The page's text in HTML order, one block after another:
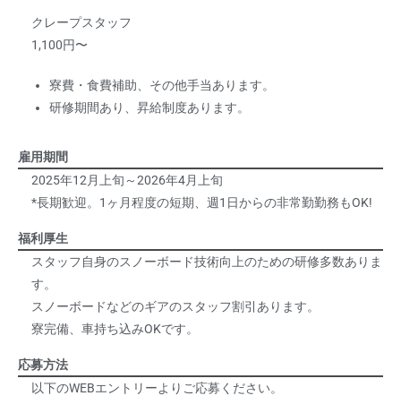
クレープスタッフ
1,100円〜
寮費・食費補助、その他手当あります。
研修期間あり、昇給制度あります。
雇用期間
2025年12月上旬～2026年4月上旬
*長期歓迎。1ヶ月程度の短期、週1日からの非常勤勤務もOK!
福利厚生
スタッフ自身のスノーボード技術向上のための研修多数ありま
す。
スノーボードなどのギアのスタッフ割引あります。
寮完備、車持ち込みOKです。
応募方法
以下のWEBエントリーよりご応募ください。